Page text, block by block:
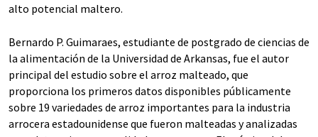
alto potencial maltero.
Bernardo P. Guimaraes, estudiante de postgrado de ciencias de
la alimentación de la Universidad de Arkansas, fue el autor
principal del estudio sobre el arroz malteado, que
proporciona los primeros datos disponibles públicamente
sobre 19 variedades de arroz importantes para la industria
arrocera estadounidense que fueron malteadas y analizadas